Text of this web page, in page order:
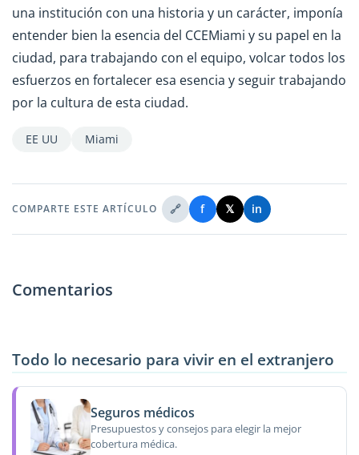
una institución con una historia y un carácter, imponía
entender bien la esencia del CCEMiami y su papel en la
ciudad, para trabajando con el equipo, volcar todos los
esfuerzos en fortalecer esa esencia y seguir trabajando
por la cultura de esta ciudad.
EE UU Miami
COMPARTE ESTE ARTÍCULO 🔗 f 𝕏 in
Comentarios
Todo lo necesario para vivir en el extranjero
Seguros médicos
Presupuestos y consejos para elegir la mejor
cobertura médica.